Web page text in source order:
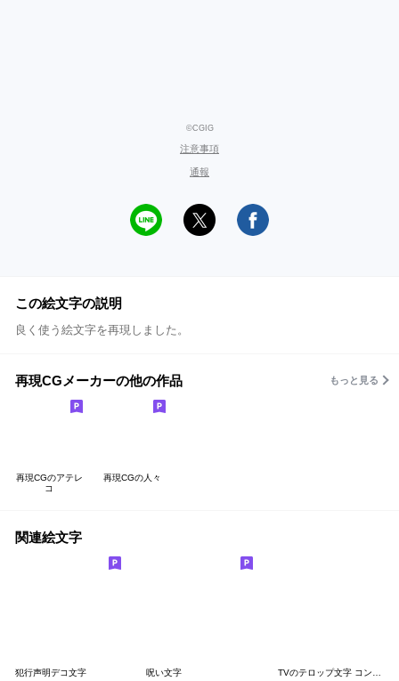
©CGIG
注意事項
通報
この絵文字の説明
良く使う絵文字を再現しました。
再現CGメーカーの他の作品 もっと見る
再現CGのアテレ
コ
再現CGの人々
関連絵文字
犯行声明デコ文字 呪い文字 TVのテロップ文字 コンプラ,放送禁止,恐怖